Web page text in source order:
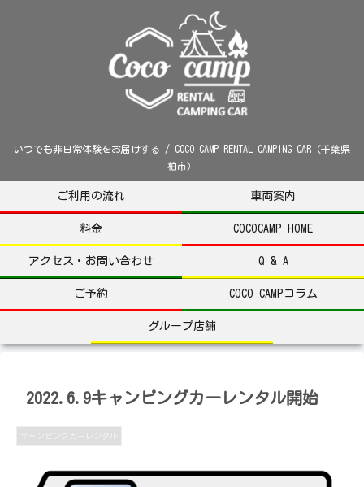
いつでも非日常体験をお届けする / COCO CAMP RENTAL CAMPING CAR（千葉県
柏市）
ご利用の流れ 車両案内
料金 COCOCAMP HOME
アクセス・お問い合わせ Q & A
ご予約 COCO CAMPコラム
グループ店舗
2022.6.9キャンピングカーレンタル開始